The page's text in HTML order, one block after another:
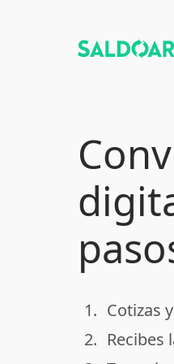
done
1. Cotizas
done
2. Recibes